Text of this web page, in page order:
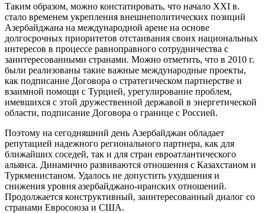
Таким образом, можно констатировать, что начало XXI в.
стало временем укрепления внешнеполитических позиций
Азербайджана на международной арене на основе
долгосрочных приоритетов отстаивания своих национальных
интересов в процессе равноправного сотрудничества с
заинтересованными странами. Можно отметить, что в 2010 г.
были реализованы такие важные международные проекты,
как подписание Договора о стратегическом партнерстве и
взаимной помощи с Турцией, урегулирование проблем,
имевшихся с этой дружественной державой в энергетической
области, подписание Договора о границе с Россией.
Поэтому на сегодняшний день Азербайджан обладает
репутацией надежного регионального партнера, как для
ближайших соседей, так и для стран евроатлантического
альянса. Динамично развиваются отношения с Казахстаном и
Туркменистаном. Удалось не допустить ухудшения и
снижения уровня азербайджано-иранских отношений.
Продолжается конструктивный, заинтересованный диалог со
странами Евросоюза и США.